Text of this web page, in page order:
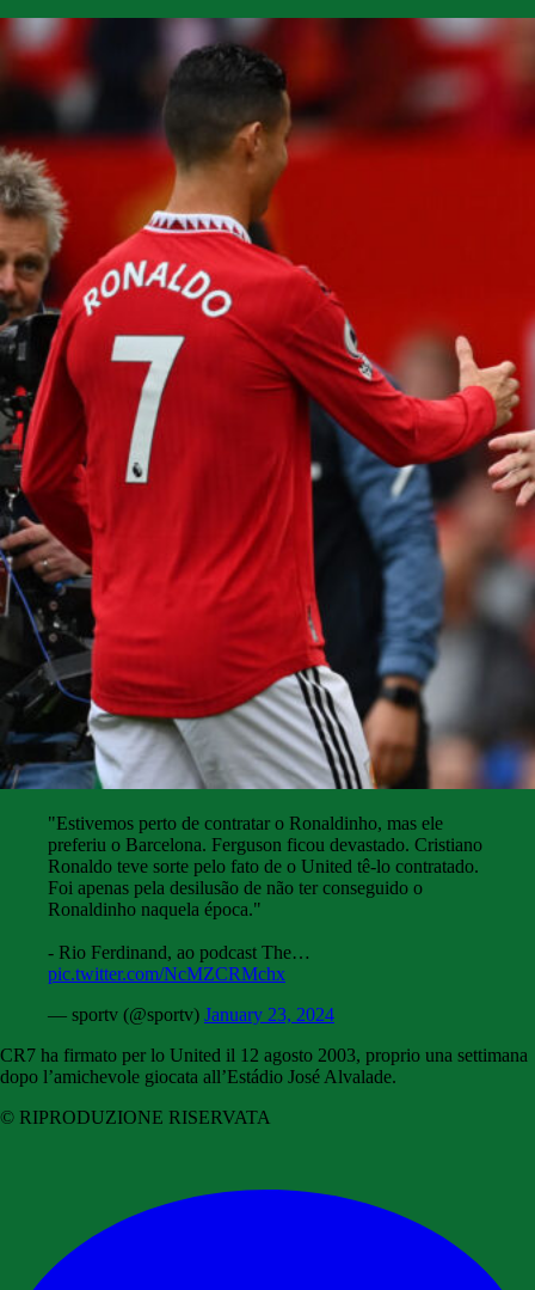
"Estivemos perto de contratar o Ronaldinho, mas ele
preferiu o Barcelona. Ferguson ficou devastado. Cristiano
Ronaldo teve sorte pelo fato de o United tê-lo contratado.
Foi apenas pela desilusão de não ter conseguido o
Ronaldinho naquela época."
- Rio Ferdinand, ao podcast The…
pic.twitter.com/NcMZCRMchx
— sportv (@sportv) January 23, 2024
CR7 ha firmato per lo United il 12 agosto 2003, proprio una settimana
dopo l’amichevole giocata all’Estádio José Alvalade.
© RIPRODUZIONE RISERVATA